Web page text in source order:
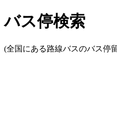
バス停検索
(全国にある路線バスのバス停